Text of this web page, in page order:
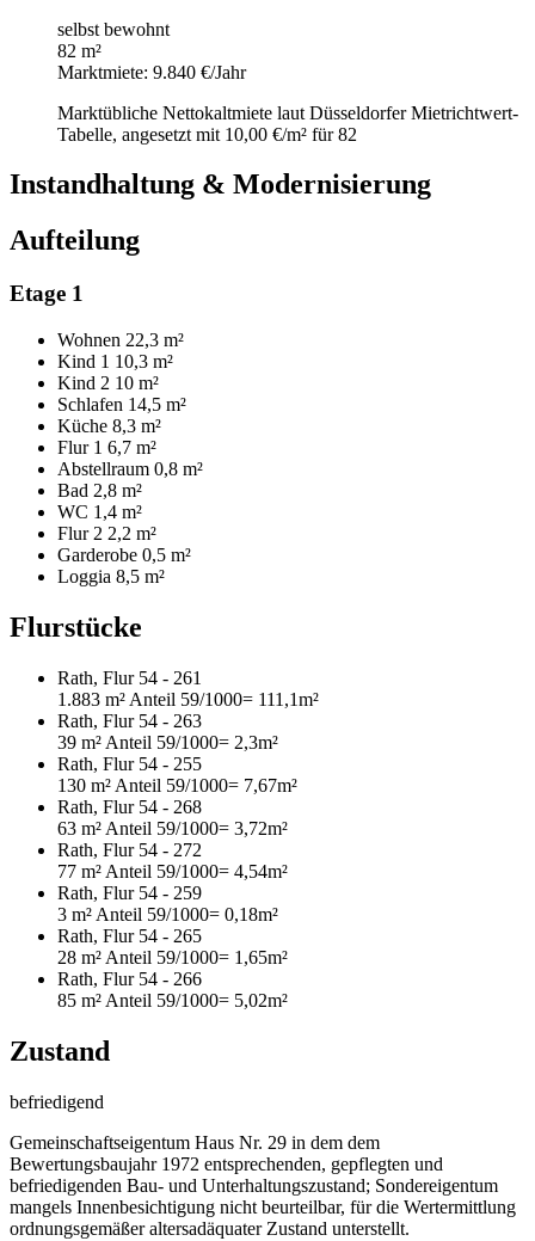
selbst bewohnt
82 m²
Marktmiete: 9.840 €/Jahr
Marktübliche Nettokaltmiete laut Düsseldorfer Mietrichtwert-
Tabelle, angesetzt mit 10,00 €/m² für 82
Instandhaltung & Modernisierung
Aufteilung
Etage 1
Wohnen 22,3 m²
Kind 1 10,3 m²
Kind 2 10 m²
Schlafen 14,5 m²
Küche 8,3 m²
Flur 1 6,7 m²
Abstellraum 0,8 m²
Bad 2,8 m²
WC 1,4 m²
Flur 2 2,2 m²
Garderobe 0,5 m²
Loggia 8,5 m²
Flurstücke
Rath, Flur 54 - 261
1.883 m² Anteil 59/1000= 111,1m²
Rath, Flur 54 - 263
39 m² Anteil 59/1000= 2,3m²
Rath, Flur 54 - 255
130 m² Anteil 59/1000= 7,67m²
Rath, Flur 54 - 268
63 m² Anteil 59/1000= 3,72m²
Rath, Flur 54 - 272
77 m² Anteil 59/1000= 4,54m²
Rath, Flur 54 - 259
3 m² Anteil 59/1000= 0,18m²
Rath, Flur 54 - 265
28 m² Anteil 59/1000= 1,65m²
Rath, Flur 54 - 266
85 m² Anteil 59/1000= 5,02m²
Zustand
befriedigend
Gemeinschaftseigentum Haus Nr. 29 in dem dem
Bewertungsbaujahr 1972 entsprechenden, gepflegten und
befriedigenden Bau- und Unterhaltungszustand; Sondereigentum
mangels Innenbesichtigung nicht beurteilbar, für die Wertermittlung
ordnungsgemäßer altersadäquater Zustand unterstellt.